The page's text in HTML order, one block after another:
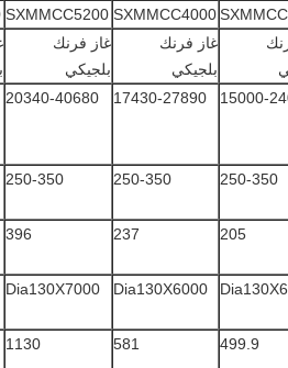
SXMMCC4000
SXMMCC5200
غاز فرنك
بلجيكي
غاز فرنك
بلجيكي
15000-
17430-27890
20340-40680
250-350
250-350
250-350
205
237
396
Dia130X6000
Dia130X7000
499.9
581
1130